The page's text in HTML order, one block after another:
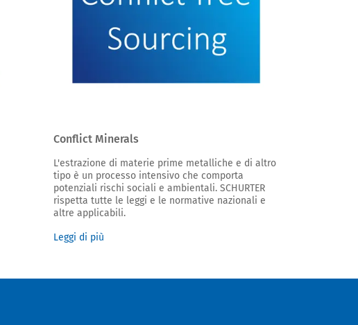
Conflict Minerals
L'estrazione di materie prime metalliche e di altro
tipo è un processo intensivo che comporta
potenziali rischi sociali e ambientali. SCHURTER
rispetta tutte le leggi e le normative nazionali e
altre applicabili.
Leggi di più